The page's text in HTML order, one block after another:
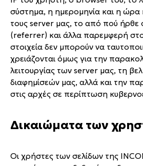
σύστημα, η ημερομηνία και η
τους server μας, το από πού ήρθε
(referrer) και άλλα παρεμφερή
στοιχεία δεν μπορούν να
χρειάζονται όμως για την
λειτουργίας των server μας, τη
διαφημίσεών μας, αλλά και την
στις αρχές σε περίπτωση
Δικαιώματα των
Οι χρήστες των σελίδων της